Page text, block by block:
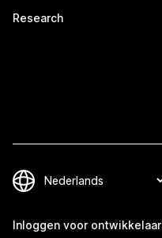
Research
Inloggen voor